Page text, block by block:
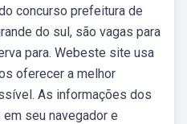
concurso prefeitura de
do sul, são vagas para
para. Webeste site usa
oferecer a melhor
As informações dos
seu navegador e